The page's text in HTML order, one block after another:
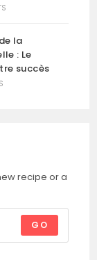
la
: Le
succès
recipe or a
GO